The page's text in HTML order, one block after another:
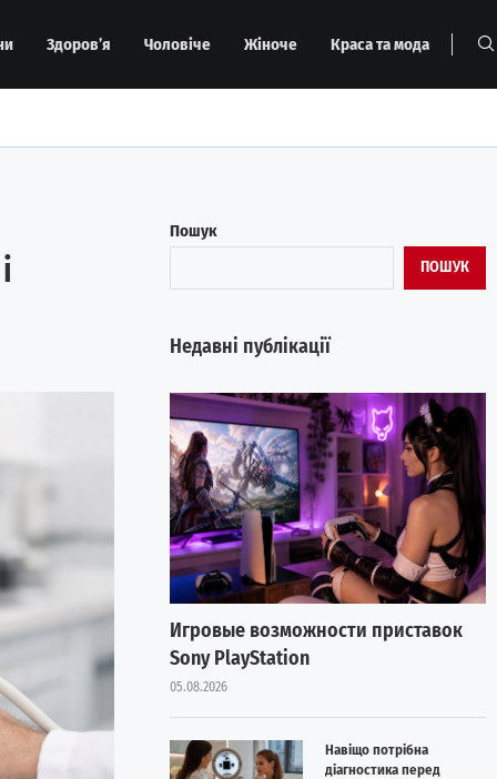
Здоров’я Чоловіче Жіноче Краса та мода
Пошук
ПОШУК
Недавні публікації
Игровые возможности приставок
Sony PlayStation
05.08.2026
Навіщо потрібна
діагностика перед